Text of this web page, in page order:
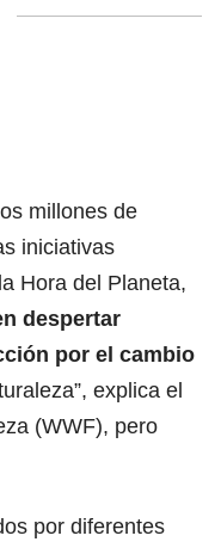
millones de
iniciativas
Hora del Planeta,
despertar
por el cambio
, explica el
(WWF), pero
por diferentes